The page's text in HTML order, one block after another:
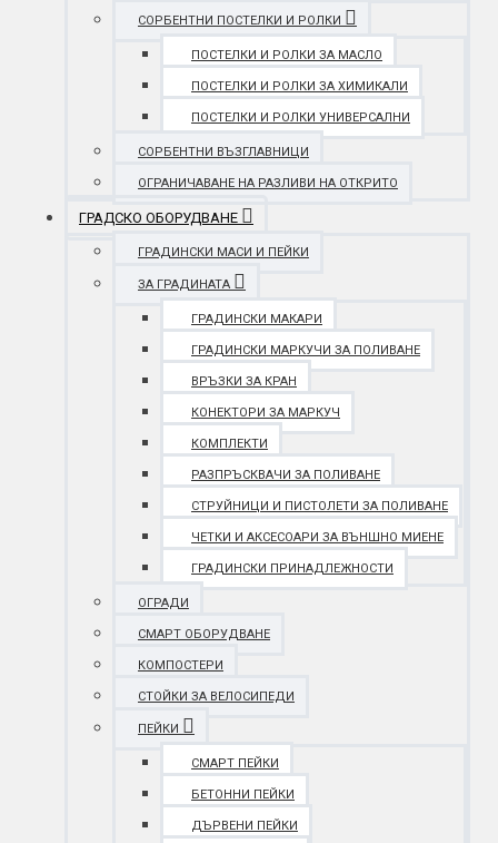
СОРБЕНТНИ ПОСТЕЛКИ И РОЛКИ
ПОСТЕЛКИ И РОЛКИ ЗА МАСЛО
ПОСТЕЛКИ И РОЛКИ ЗА ХИМИКАЛИ
ПОСТЕЛКИ И РОЛКИ УНИВЕРСАЛНИ
СОРБЕНТНИ ВЪЗГЛАВНИЦИ
ОГРАНИЧАВАНЕ НА РАЗЛИВИ НА ОТКРИТО
ГРАДСКО ОБОРУДВАНЕ
ГРАДИНСКИ МАСИ И ПЕЙКИ
ЗА ГРАДИНАТА
ГРАДИНСКИ МАКАРИ
ГРАДИНСКИ МАРКУЧИ ЗА ПОЛИВАНЕ
ВРЪЗКИ ЗА КРАН
КОНЕКТОРИ ЗА МАРКУЧ
КОМПЛЕКТИ
РАЗПРЪСКВАЧИ ЗА ПОЛИВАНЕ
СТРУЙНИЦИ И ПИСТОЛЕТИ ЗА ПОЛИВАНЕ
ЧЕТКИ И АКСЕСОАРИ ЗА ВЪНШНО МИЕНЕ
ГРАДИНСКИ ПРИНАДЛЕЖНОСТИ
ОГРАДИ
СМАРТ ОБОРУДВАНЕ
КОМПОСТЕРИ
СТОЙКИ ЗА ВЕЛОСИПЕДИ
ПЕЙКИ
СМАРТ ПЕЙКИ
БЕТОННИ ПЕЙКИ
ДЪРВЕНИ ПЕЙКИ